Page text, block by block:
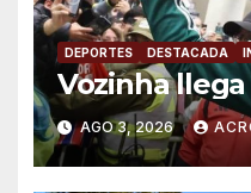
DEPORTES DESTACADA
Vozinha
AGO 3, 2026